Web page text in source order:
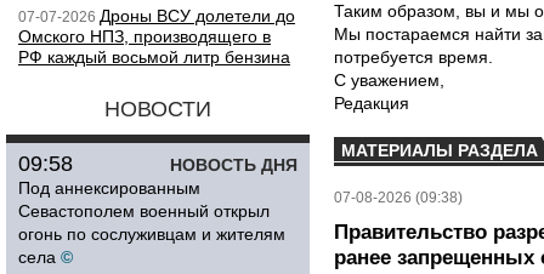
07-07-2026 Дроны ВСУ долетели до
Омского НПЗ, производящего в
РФ каждый восьмой литр бензина
НОВОСТИ
НОВОСТЬ ДНЯ
09:58
Под аннексированным
Севастополем военный открыл
огонь по сослуживцам и жителям
села ©
Таким образом, вы и мы
Мы постараемся найти
потребуется время.
С уважением,
Редакция
МАТЕРИАЛЫ РАЗДЕЛА
07-08-2026 (09:38)
Правительство
ранее запрещенных